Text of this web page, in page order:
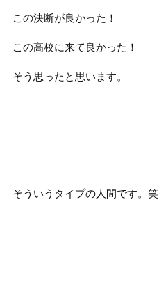
この決断が良かった！
この高校に来て良かった！
そう思ったと思います。
そういうタイプの人間です。笑